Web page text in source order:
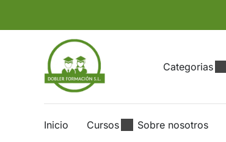
Categorias
Inicio Cursos Sobre nosotros